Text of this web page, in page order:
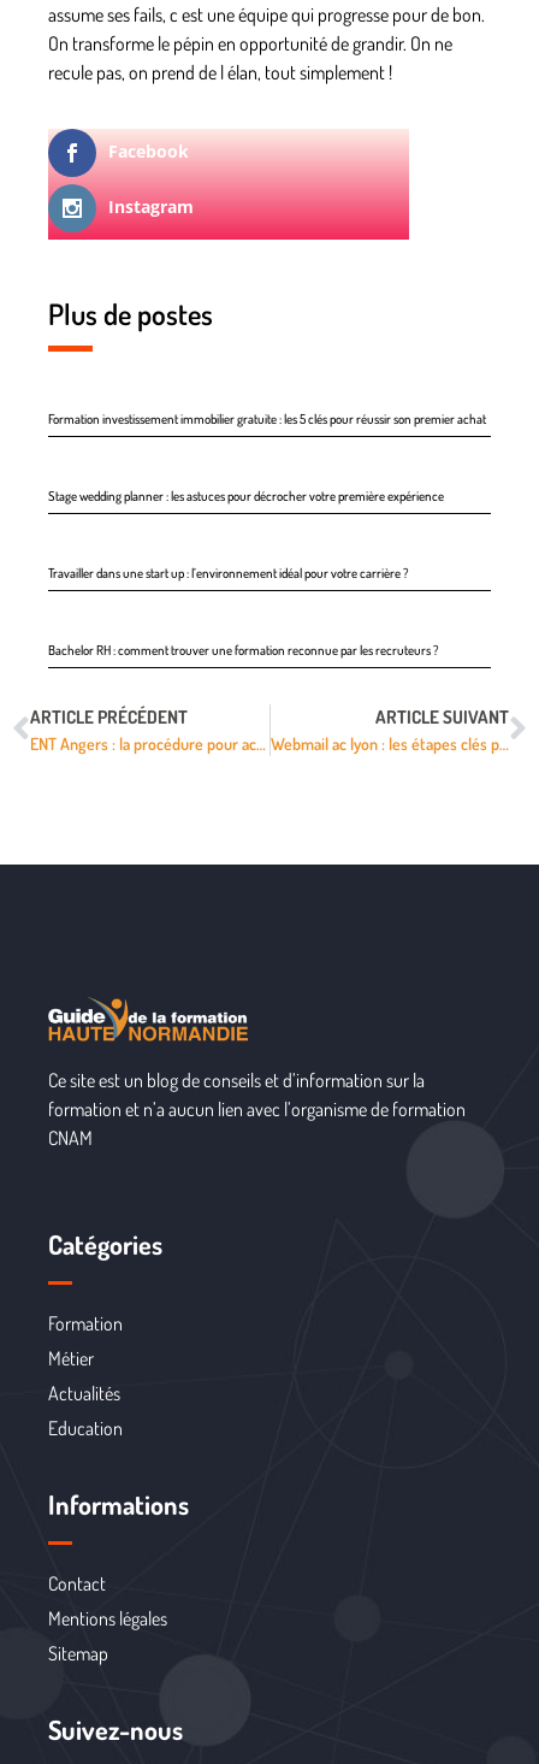
assume ses fails, c est une équipe qui progresse pour de bon.
On transforme le pépin en opportunité de grandir. On ne
recule pas, on prend de l élan, tout simplement !
Facebook
Instagram
Plus de postes
Formation investissement immobilier gratuite : les 5 clés pour réussir son premier achat
Stage wedding planner : les astuces pour décrocher votre première expérience
Travailler dans une start up : l’environnement idéal pour votre carrière ?
Bachelor RH : comment trouver une formation reconnue par les recruteurs ?
ARTICLE PRÉCÉDENT
ENT Angers : la procédure pour accéder à vos outils numériques
ARTICLE SUIVANT
Webmail ac lyon : les étapes clés pour réussir la connexion sécurisée
Ce site est un blog de conseils et d’information sur la
formation et n’a aucun lien avec l’organisme de formation
CNAM
Catégories
Formation
Métier
Actualités
Education
Informations
Contact
Mentions légales
Sitemap
Suivez-nous